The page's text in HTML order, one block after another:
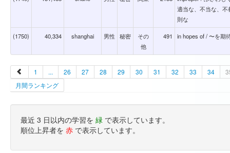
適当な、不当な、
則な
(1750) 40,334 shanghai 男性 秘密
その
他
491 in hopes of / 〜を期
1 ... 26 27 28 29 30 31 32 33 34
月間ランキング
最近 3 日以内の学習を 緑 で表示しています。
順位上昇者を 赤 で表示しています。